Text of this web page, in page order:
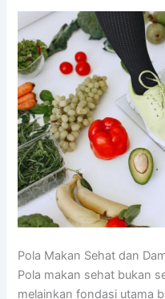
Pola Makan Sehat dan
Pola makan sehat bukan
melainkan fondasi utama